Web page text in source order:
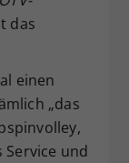
das
einen
„das
Service und